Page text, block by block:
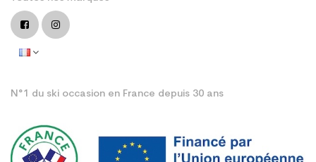
N°1 du ski occasion en France depuis 30 ans